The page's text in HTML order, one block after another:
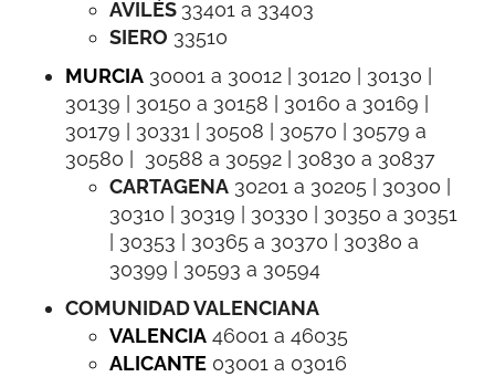
AVILÉS 33401 a 33403
SIERO 33510
MURCIA 30001 a 30012 | 30120 | 30130 |
30139 | 30150 a 30158 | 30160 a 30169 |
30179 | 30331 | 30508 | 30570 | 30579 a
30580 | 30588 a 30592 | 30830 a 30837
CARTAGENA 30201 a 30205 | 30300 |
30310 | 30319 | 30330 | 30350 a 30351
| 30353 | 30365 a 30370 | 30380 a
30399 | 30593 a 30594
COMUNIDAD VALENCIANA
VALENCIA 46001 a 46035
ALICANTE 03001 a 03016